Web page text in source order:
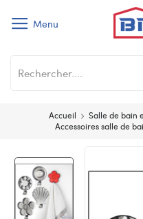
Menu
Accueil Salle de bain
Accessoires salle de